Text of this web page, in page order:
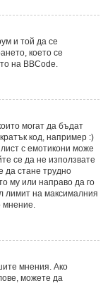
и той да се
което се
на BBCode.
могат да бъдат
код, например :)
с емотикони може
се да не използвате
да стане трудно
му или направо да го
лимит на максималния
мнение.
мнения. Ако
можете да